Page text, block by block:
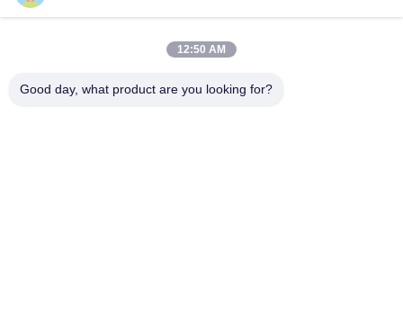
12:50 AM
Good day, what product are you looking for?